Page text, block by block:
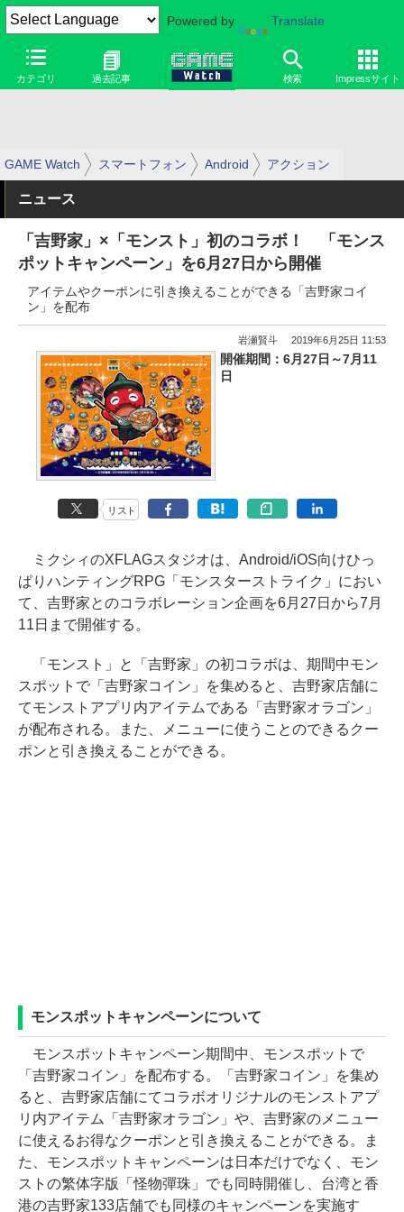
Powered by Translate
カテゴリ 過去記事 検索 Impressサイト
GAME Watch スマートフォン Android アクション
ニュース
「吉野家」×「モンスト」初のコラボ！ 「モンス
ポットキャンペーン」を6月27日から開催
アイテムやクーポンに引き換えることができる「吉野家コイ
ン」を配布
岩瀬賢斗 2019年6月25日 11:53
開催期間：6月27日～7月11
日
リスト
ミクシィのXFLAGスタジオは、Android/iOS向けひっ
ぱりハンティングRPG「モンスターストライク」におい
て、吉野家とのコラボレーション企画を6月27日から7月
11日まで開催する。
「モンスト」と「吉野家」の初コラボは、期間中モン
スポットで「吉野家コイン」を集めると、吉野家店舗に
てモンストアプリ内アイテムである「吉野家オラゴン」
が配布される。また、メニューに使うことのできるクー
ポンと引き換えることができる。
モンスポットキャンペーンについて
モンスポットキャンペーン期間中、モンスポットで
「吉野家コイン」を配布する。「吉野家コイン」を集め
ると、吉野家店舗にてコラボオリジナルのモンストアプ
リ内アイテム「吉野家オラゴン」や、吉野家のメニュー
に使えるお得なクーポンと引き換えることができる。ま
た、モンスポットキャンペーンは日本だけでなく、モン
ストの繁体字版「怪物彈珠」でも同時開催し、台湾と香
港の吉野家133店舗でも同様のキャンペーンを実施す